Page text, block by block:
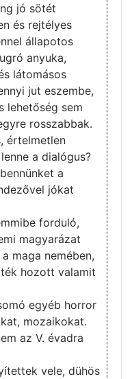
jó sötét
és rejtélyes
állapotos
anyuka,
látomásos
jut eszembe,
lehetőség sem
rosszabbak.
értelmetlen
a dialógus?
a
jókat
forduló,
magyarázat
maga nemében,
hozott valamit
egyéb horror
mozaikokat.
az V. évadra
vele, dühös